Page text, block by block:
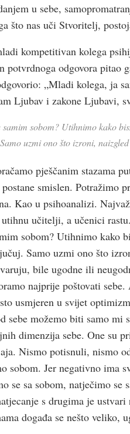
u sebe,
što nas uči Stvoritelj,
kompetitivan kolega
potvrdnoga odgovora
„Mladi kolega, ja
Ljubav i zakone Ljubavi,
samim sobom? Utihnimo kako
uzmi ono što izroni,
pješčanim stazama
smislen. Potražimo
Kao u psihoanalizi.
učitelji, a učenici
sobom? Utihnimo
Samo uzmi ono što
bile ugodne ili
najprije poštovati
usmjeren u svijet
sebe možemo biti samo
dimenzija sebe. One su
Nismo potisnuli, nismo
sobom. Jer negativno ima
se sa sobom, natječimo se
s drugima je
događa se nešto veliko,